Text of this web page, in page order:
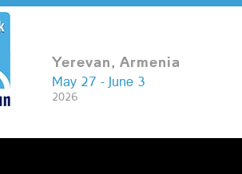
Yerevan, Armenia
May 27 - June 3
2026